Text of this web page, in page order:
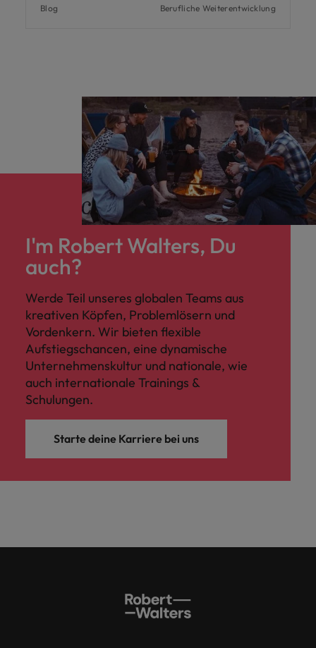
Blog Berufliche Weiterentwicklung
I'm Robert Walters, Du
auch?
Werde Teil unseres globalen Teams aus
kreativen Köpfen, Problemlösern und
Vordenkern. Wir bieten flexible
Aufstiegschancen, eine dynamische
Unternehmenskultur und nationale, wie
auch internationale Trainings &
Schulungen.
Starte deine Karriere bei uns